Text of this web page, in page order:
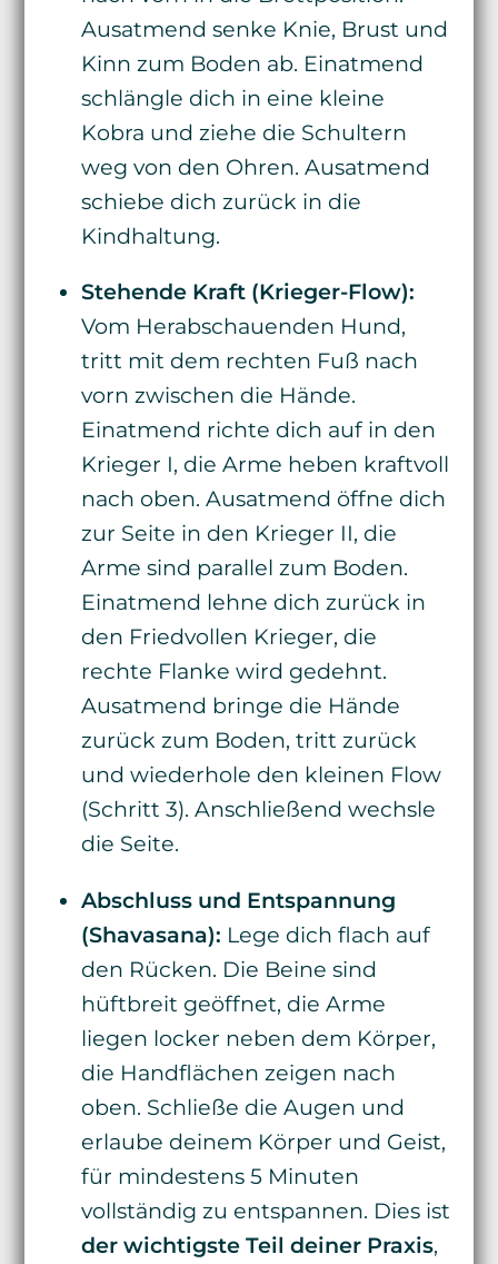
Ausatmend senke Knie, Brust und
Kinn zum Boden ab. Einatmend
schlängle dich in eine kleine
Kobra und ziehe die Schultern
weg von den Ohren. Ausatmend
schiebe dich zurück in die
Kindhaltung.
Stehende Kraft (Krieger-Flow):
Vom Herabschauenden Hund,
tritt mit dem rechten Fuß nach
vorn zwischen die Hände.
Einatmend richte dich auf in den
Krieger I, die Arme heben kraftvoll
nach oben. Ausatmend öffne dich
zur Seite in den Krieger II, die
Arme sind parallel zum Boden.
Einatmend lehne dich zurück in
den Friedvollen Krieger, die
rechte Flanke wird gedehnt.
Ausatmend bringe die Hände
zurück zum Boden, tritt zurück
und wiederhole den kleinen Flow
(Schritt 3). Anschließend wechsle
die Seite.
Abschluss und Entspannung
(Shavasana): Lege dich flach auf
den Rücken. Die Beine sind
hüftbreit geöffnet, die Arme
liegen locker neben dem Körper,
die Handflächen zeigen nach
oben. Schließe die Augen und
erlaube deinem Körper und Geist,
für mindestens 5 Minuten
vollständig zu entspannen. Dies ist
der wichtigste Teil deiner Praxis,